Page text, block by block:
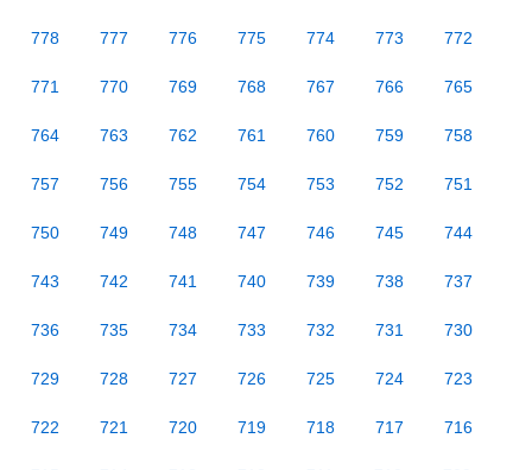
778 777 776 775 774 773 772
771 770 769 768 767 766 765
764 763 762 761 760 759 758
757 756 755 754 753 752 751
750 749 748 747 746 745 744
743 742 741 740 739 738 737
736 735 734 733 732 731 730
729 728 727 726 725 724 723
722 721 720 719 718 717 716